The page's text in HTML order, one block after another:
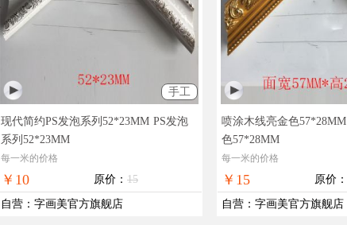
手工
现代简约PS发泡系列52*23MM PS发泡
系列52*23MM
每一米的价格
￥10 原价： 15
自营 ： 字画美官方旗舰店
喷涂木线亮金色57*28MM
色57*28MM
每一米的价格
￥15 原价：
自营 ： 字画美官方旗舰店